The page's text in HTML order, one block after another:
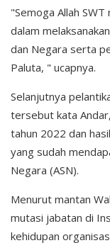
"Semoga Allah
dalam
dan Negara serta
Paluta, " ucapnya.
Selanjutnya
tersebut kata
tahun 2022 dan
yang sudah
Negara (ASN).
Menurut mantan
mutasi jabatan di
kehidupan